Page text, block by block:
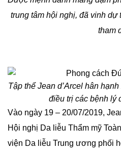
trung tâm hội nghị, đã vinh dự
tham
Tập thể Jean d’Arcel hân
điều trị các bệnh lý
Vào ngày 19 – 20/07/2019,
Hội nghị Da liễu Thẩm mỹ
viện Da liễu Trung ương phối